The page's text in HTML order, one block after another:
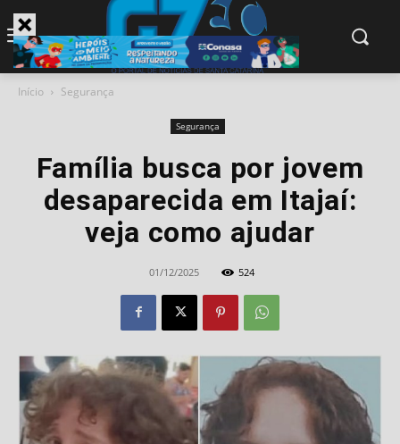
Início Segurança
Segurança
Família busca por jovem
desaparecida em Itajaí:
veja como ajudar
01/12/2025 524
modal-check